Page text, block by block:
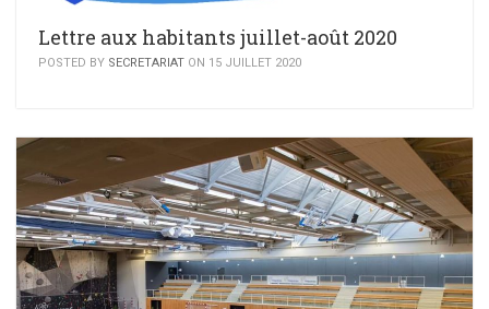
Lettre aux habitants juillet-août 2020
POSTED BY SECRETARIAT ON 15 JUILLET 2020